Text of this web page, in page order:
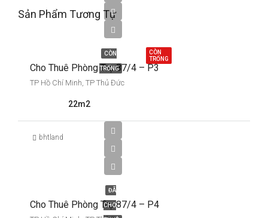
Sản Phẩm Tương Tự
CÒN
TRỐNG
CÒN
TRỐNG
Cho Thuê Phòng Trọ 87/4 – P3
TP Hồ Chí Minh, TP Thủ Đức
22m2
bhtland
ĐÃ
CHO
Cho Thuê Phòng Trọ 87/4 – P4